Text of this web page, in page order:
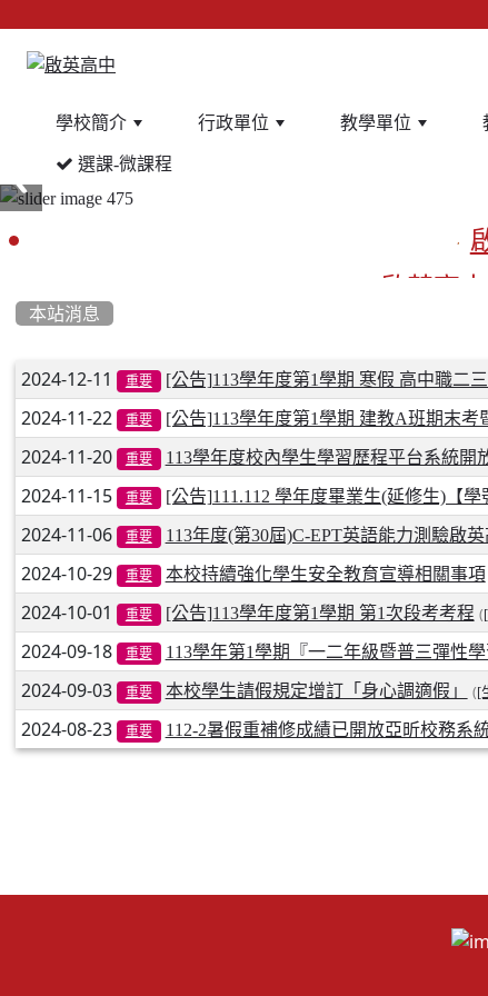
學校簡介 行政單位 教學單位
選課-微課程
啟英高
本站消息
文章列表
2024-12-11 重要 [公告]113學年度第1學期 寒假 高中職二
2024-11-22 重要 [公告]113學年度第1學期 建教A班期末考
2024-11-20 重要 113學年度校內學生學習歷程平台系統開
2024-11-15 重要 [公告]111.112 學年度畢業生(延修生)【
2024-11-06 重要 113年度(第30屆)C-EPT英語能力測驗啟
2024-10-29 重要 本校持續強化學生安全教育宣導相關事項
2024-10-01 重要 [公告]113學年度第1學期 第1次段考考程 (
2024-09-18 重要 113學年第1學期『一二年級暨普三彈性
2024-09-03 重要 本校學生請假規定增訂「身心調適假」 ([
2024-08-23 重要 112-2暑假重補修成績已開放亞昕校務系